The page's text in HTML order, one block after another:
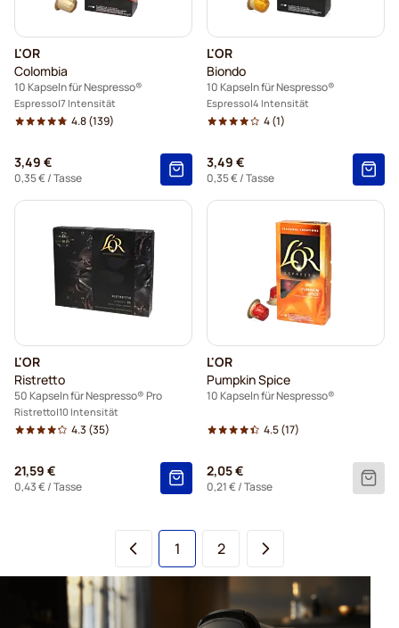
L'OR
Colombia
10 Kapseln für Nespresso®
Espresso 7 Intensität
4.8(139)
3,49 €
0,35 €/ Tasse
L'OR
Biondo
10 Kapseln für Nespresso®
Espresso 4 Intensität
4(1)
3,49 €
0,35 €/ Tasse
L'OR
Ristretto
50 Kapseln für Nespresso® Pro
Ristretto 10 Intensität
4.3 (35)
21,59 €
0,43 €/ Tasse
L'OR
Pumpkin Spice
10 Kapseln für Nespresso®
4.5(17)
2,05 €
0,21 €/ Tasse
Sie lesen gerade die Seite
1 Seite
2